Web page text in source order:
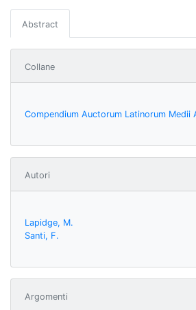
Abstract
Collane
Compendium Auctorum Latinorum Medii
Autori
Lapidge, M.
Santi, F.
Argomenti